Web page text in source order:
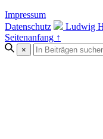
Impressum
Datenschutz
Ludwig
Seitenanfang ↑
×